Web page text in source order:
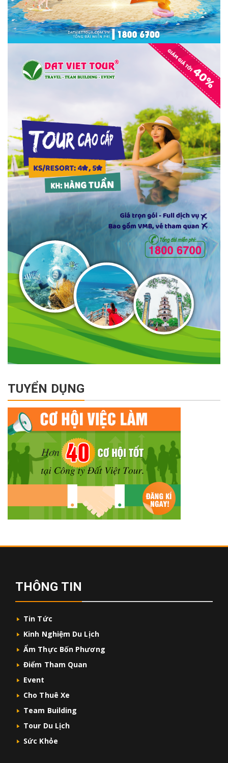
TUYỂN DỤNG
THÔNG TIN
Tin Tức
Kinh Nghiệm Du Lịch
Ẩm Thực Bốn Phương
Điểm Tham Quan
Event
Cho Thuê Xe
Team Building
Tour Du Lịch
Sức Khỏe